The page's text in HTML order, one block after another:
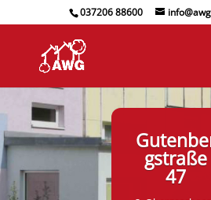
037206 88600
gstraße
47